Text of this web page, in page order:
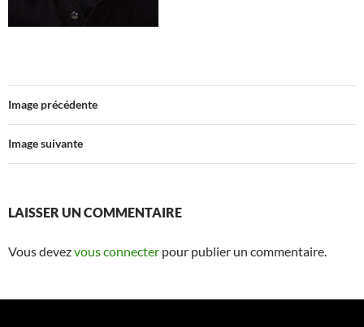
Image précédente
Image suivante
LAISSER UN COMMENTAIRE
Vous devezvous connecter pour publier un commentaire.